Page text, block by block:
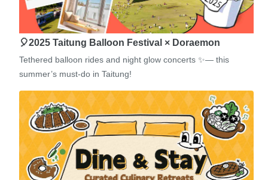
🎈2025 Taitung Balloon Festival × Doraemon
Tethered balloon rides and night glow concerts ✨— this
summer’s must-do in Taitung!